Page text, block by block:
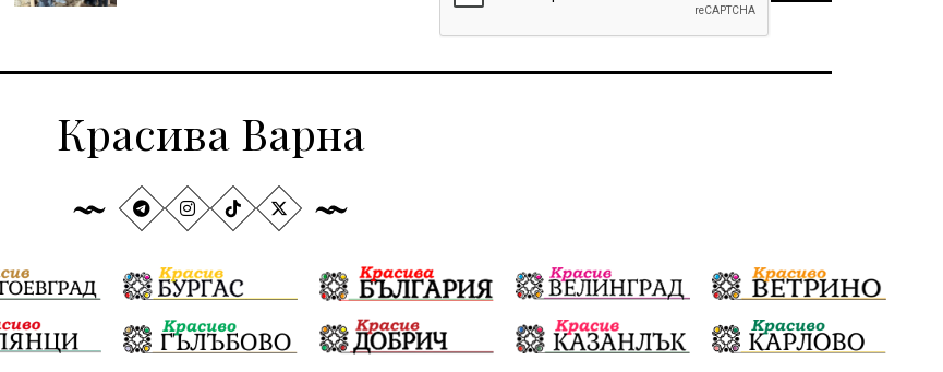
Красива Варна